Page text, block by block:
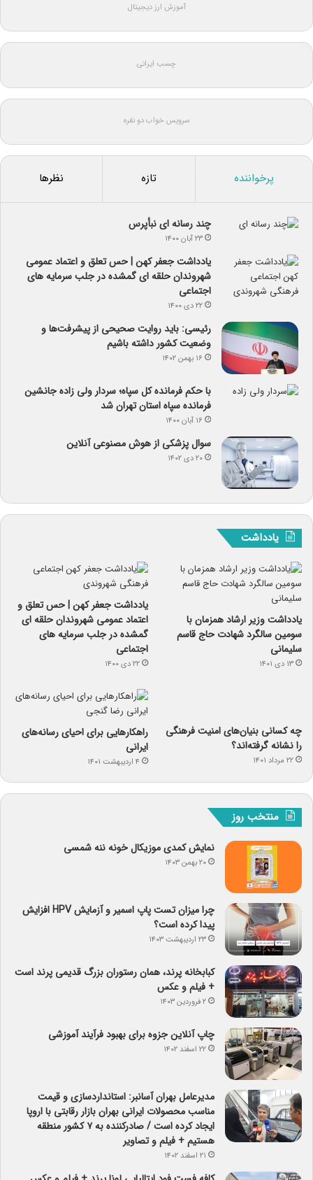
آموزش ارز دیجیتال
چسب ایرانی
سرویس خواب دو نفره
پرخواننده تازه نظرها
چند رسانه ای نبأپرس
۲۳ آبان ۱۴۰۰
یادداشت جعفر کهن | حس تعلق و اعتماد عمومی
شهروندان حلقه ای گمشده در جلب سرمایه های
اجتماعی
۲۲ دی ۱۴۰۰
رئیسی: باید روایت صحیحی از پیشرفت‌ها و
وضعیت کشور داشته باشیم
۱۶ بهمن ۱۴۰۲
با حکم فرمانده کل سپاه؛ سردار ولی زاده جانشین
فرمانده سپاه استان تهران شد
۱۶ آبان ۱۴۰۰
سوال پزشکی از هوش مصنوعی آنلاین
۲۰ دی ۱۴۰۲
یادداشت
یادداشت وزیر ارشاد همزمان با
سومین سالگرد شهادت حاج قاسم
سلیمانی
۱۳ دی ۱۴۰۱
یادداشت جعفر کهن | حس تعلق و
اعتماد عمومی شهروندان حلقه ای
گمشده در جلب سرمایه های
اجتماعی
۲۲ دی ۱۴۰۰
چه کسانی بنیان‌های امنیت فرهنگی
را نشانه گرفته‌اند؟
۲۲ مرداد ۱۴۰۱
راهکارهایی برای احیای رسانه‌های
ایرانی
۴ اردیبهشت ۱۴۰۱
منتخب روز
نمایش کمدی موزیکال خونه ننه شمسی
۲۰ بهمن ۱۴۰۳
چرا میزان تست پاپ اسمیر و آزمایش HPV افزایش
پیدا کرده است؟
۲۳ اردیبهشت ۱۴۰۳
کبابخانه پرند، همان رستوران بزرگ قدیمی پرند است
+ فیلم و عکس
۲ فروردین ۱۴۰۳
چاپ آنلاین جزوه برای بهبود فرآیند آموزشی
۲۲ اسفند ۱۴۰۲
مدیرعامل بهران آسانبر: استانداردسازی و قیمت
مناسب محصولات ایرانی بهران بازار رقابتی با اروپا
ایجاد کرده است / صادرکننده به ۷ کشور منطقه
هستیم + فیلم و تصاویر
۲۱ اسفند ۱۴۰۲